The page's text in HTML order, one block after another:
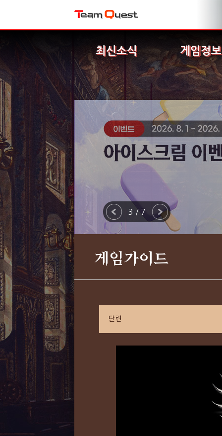
최신소식 게임정보
3 / 7
게임가이드
단련